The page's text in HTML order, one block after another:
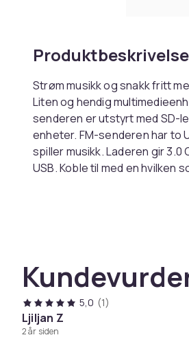
Produktbeskrivelse
Strøm musikk og snakk fritt
Liten og hendig
senderen er utstyrt med SD-
enheter. FM-senderen har to
spiller musikk. Laderen gir
USB. Koble til med en hvilken
Håndfrie samtaler for
Kompatibel med Siri/
Bassforsterkning lar deg
Støtte for U-avspilling av
Stor LED-skjerm
5,0 (1)
Ljiljan Z
2 år siden